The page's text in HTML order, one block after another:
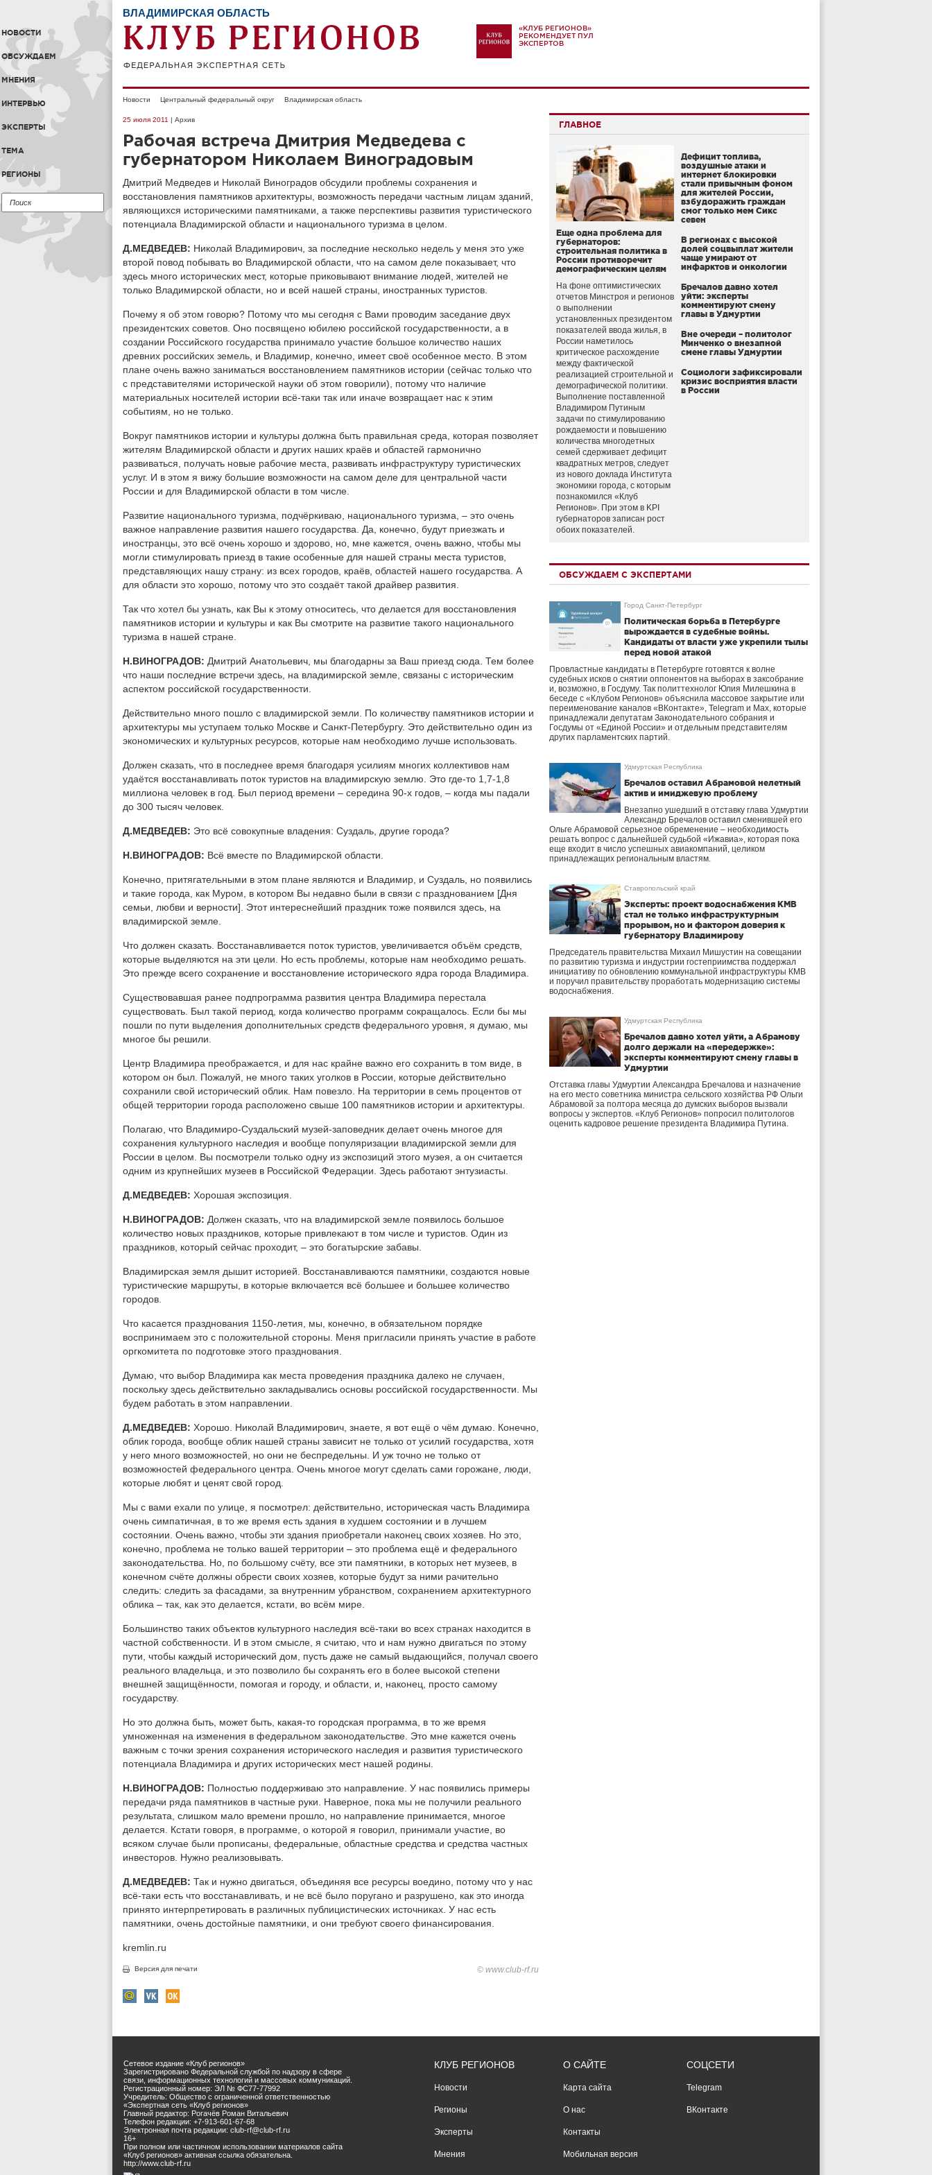
НОВОСТИ
ОБСУЖДАЕМ
МНЕНИЯ
ИНТЕРВЬЮ
ЭКСПЕРТЫ
ТЕМА
РЕГИОНЫ
ВЛАДИМИРСКАЯ ОБЛАСТЬ
«КЛУБ РЕГИОНОВ»
РЕКОМЕНДУЕТ ПУЛ
ЭКСПЕРТОВ
Новости Центральный федеральный округ Владимирская область
25 июля 2011 | Архив
Рабочая встреча Дмитрия Медведева с
губернатором Николаем Виноградовым
Дмитрий Медведев и Николай Виноградов обсудили проблемы сохранения и
восстановления памятников архитектуры, возможность передачи частным лицам зданий,
являющихся историческими памятниками, а также перспективы развития туристического
потенциала Владимирской области и национального туризма в целом.
Д.МЕДВЕДЕВ: Николай Владимирович, за последние несколько недель у меня это уже
второй повод побывать во Владимирской области, что на самом деле показывает, что
здесь много исторических мест, которые приковывают внимание людей, жителей не
только Владимирской области, но и всей нашей страны, иностранных туристов.
Почему я об этом говорю? Потому что мы сегодня с Вами проводим заседание двух
президентских советов. Оно посвящено юбилею российской государственности, а в
создании Российского государства принимало участие большое количество наших
древних российских земель, и Владимир, конечно, имеет своё особенное место. В этом
плане очень важно заниматься восстановлением памятников истории (сейчас только что
с представителями исторической науки об этом говорили), потому что наличие
материальных носителей истории всё-таки так или иначе возвращает нас к этим
событиям, но не только.
Вокруг памятников истории и культуры должна быть правильная среда, которая позволяет
жителям Владимирской области и других наших краёв и областей гармонично
развиваться, получать новые рабочие места, развивать инфраструктуру туристических
услуг. И в этом я вижу большие возможности на самом деле для центральной части
России и для Владимирской области в том числе.
Развитие национального туризма, подчёркиваю, национального туризма, – это очень
важное направление развития нашего государства. Да, конечно, будут приезжать и
иностранцы, это всё очень хорошо и здорово, но, мне кажется, очень важно, чтобы мы
могли стимулировать приезд в такие особенные для нашей страны места туристов,
представляющих нашу страну: из всех городов, краёв, областей нашего государства. А
для области это хорошо, потому что это создаёт такой драйвер развития.
Так что хотел бы узнать, как Вы к этому относитесь, что делается для восстановления
памятников истории и культуры и как Вы смотрите на развитие такого национального
туризма в нашей стране.
Н.ВИНОГРАДОВ: Дмитрий Анатольевич, мы благодарны за Ваш приезд сюда. Тем более
что наши последние встречи здесь, на владимирской земле, связаны с историческим
аспектом российской государственности.
Действительно много пошло с владимирской земли. По количеству памятников истории и
архитектуры мы уступаем только Москве и Санкт-Петербургу. Это действительно один из
экономических и культурных ресурсов, которые нам необходимо лучше использовать.
Должен сказать, что в последнее время благодаря усилиям многих коллективов нам
удаётся восстанавливать поток туристов на владимирскую землю. Это где-то 1,7-1,8
миллиона человек в год. Был период времени – середина 90-х годов, – когда мы падали
до 300 тысяч человек.
Д.МЕДВЕДЕВ: Это всё совокупные владения: Суздаль, другие города?
Н.ВИНОГРАДОВ: Всё вместе по Владимирской области.
Конечно, притягательными в этом плане являются и Владимир, и Суздаль, но появились
и такие города, как Муром, в котором Вы недавно были в связи с празднованием [Дня
семьи, любви и верности]. Этот интереснейший праздник тоже появился здесь, на
владимирской земле.
Что должен сказать. Восстанавливается поток туристов, увеличивается объём средств,
которые выделяются на эти цели. Но есть проблемы, которые нам необходимо решать.
Это прежде всего сохранение и восстановление исторического ядра города Владимира.
Существовавшая ранее подпрограмма развития центра Владимира перестала
существовать. Был такой период, когда количество программ сокращалось. Если бы мы
пошли по пути выделения дополнительных средств федерального уровня, я думаю, мы
многое бы решили.
Центр Владимира преображается, и для нас крайне важно его сохранить в том виде, в
котором он был. Пожалуй, не много таких уголков в России, которые действительно
сохранили свой исторический облик. Нам повезло. На территории в семь процентов от
общей территории города расположено свыше 100 памятников истории и архитектуры.
Полагаю, что Владимиро-Суздальский музей-заповедник делает очень многое для
сохранения культурного наследия и вообще популяризации владимирской земли для
России в целом. Вы посмотрели только одну из экспозиций этого музея, а он считается
одним из крупнейших музеев в Российской Федерации. Здесь работают энтузиасты.
Д.МЕДВЕДЕВ: Хорошая экспозиция.
Н.ВИНОГРАДОВ: Должен сказать, что на владимирской земле появилось большое
количество новых праздников, которые привлекают в том числе и туристов. Один из
праздников, который сейчас проходит, – это богатырские забавы.
Владимирская земля дышит историей. Восстанавливаются памятники, создаются новые
туристические маршруты, в которые включается всё большее и большее количество
городов.
Что касается празднования 1150-летия, мы, конечно, в обязательном порядке
воспринимаем это с положительной стороны. Меня пригласили принять участие в работе
оргкомитета по подготовке этого празднования.
Думаю, что выбор Владимира как места проведения праздника далеко не случаен,
поскольку здесь действительно закладывались основы российской государственности. Мы
будем работать в этом направлении.
Д.МЕДВЕДЕВ: Хорошо. Николай Владимирович, знаете, я вот ещё о чём думаю. Конечно,
облик города, вообще облик нашей страны зависит не только от усилий государства, хотя
у него много возможностей, но они не беспредельны. И уж точно не только от
возможностей федерального центра. Очень многое могут сделать сами горожане, люди,
которые любят и ценят свой город.
Мы с вами ехали по улице, я посмотрел: действительно, историческая часть Владимира
очень симпатичная, в то же время есть здания в худшем состоянии и в лучшем
состоянии. Очень важно, чтобы эти здания приобретали наконец своих хозяев. Но это,
конечно, проблема не только вашей территории – это проблема ещё и федерального
законодательства. Но, по большому счёту, все эти памятники, в которых нет музеев, в
конечном счёте должны обрести своих хозяев, которые будут за ними рачительно
следить: следить за фасадами, за внутренним убранством, сохранением архитектурного
облика – так, как это делается, кстати, во всём мире.
Большинство таких объектов культурного наследия всё-таки во всех странах находится в
частной собственности. И в этом смысле, я считаю, что и нам нужно двигаться по этому
пути, чтобы каждый исторический дом, пусть даже не самый выдающийся, получал своего
реального владельца, и это позволило бы сохранять его в более высокой степени
внешней защищённости, помогая и городу, и области, и, наконец, просто самому
государству.
Но это должна быть, может быть, какая-то городская программа, в то же время
умноженная на изменения в федеральном законодательстве. Это мне кажется очень
важным с точки зрения сохранения исторического наследия и развития туристического
потенциала Владимира и других исторических мест нашей родины.
Н.ВИНОГРАДОВ: Полностью поддерживаю это направление. У нас появились примеры
передачи ряда памятников в частные руки. Наверное, пока мы не получили реального
результата, слишком мало времени прошло, но направление принимается, многое
делается. Кстати говоря, в программе, о которой я говорил, принимали участие, во
всяком случае были прописаны, федеральные, областные средства и средства частных
инвесторов. Нужно реализовывать.
Д.МЕДВЕДЕВ: Так и нужно двигаться, объединяя все ресурсы воедино, потому что у нас
всё-таки есть что восстанавливать, и не всё было поругано и разрушено, как это иногда
принято интерпретировать в различных публицистических источниках. У нас есть
памятники, очень достойные памятники, и они требуют своего финансирования.
kremlin.ru
Версия для печати © www.club-rf.ru
ГЛАВНОЕ
Еще одна проблема для
губернаторов:
строительная политика в
России противоречит
демографическим целям
На фоне оптимистических
отчетов Минстроя и регионов
о выполнении
установленных президентом
показателей ввода жилья, в
России наметилось
критическое расхождение
между фактической
реализацией строительной и
демографической политики.
Выполнение поставленной
Владимиром Путиным
задачи по стимулированию
рождаемости и повышению
количества многодетных
семей сдерживает дефицит
квадратных метров, следует
из нового доклада Института
экономики города, с которым
познакомился «Клуб
Регионов». При этом в KPI
губернаторов записан рост
обоих показателей.
Дефицит топлива,
воздушные атаки и
интернет блокировки
стали привычным фоном
для жителей России,
взбудоражить граждан
смог только мем Сикс
севен
В регионах с высокой
долей соцвыплат жители
чаще умирают от
инфарктов и онкологии
Бречалов давно хотел
уйти: эксперты
комментируют смену
главы в Удмуртии
Вне очереди – политолог
Минченко о внезапной
смене главы Удмуртии
Социологи зафиксировали
кризис восприятия власти
в России
ОБСУЖДАЕМ С ЭКСПЕРТАМИ
Город Санкт-Петербург
Политическая борьба в Петербурге
вырождается в судебные войны.
Кандидаты от власти уже укрепили тылы
перед новой атакой
Провластные кандидаты в Петербурге готовятся к волне
судебных исков о снятии оппонентов на выборах в заксобрание
и, возможно, в Госдуму. Так политтехнолог Юлия Милешкина в
беседе с «Клубом Регионов» объяснила массовое закрытие или
переименование каналов «ВКонтакте», Telegram и Max, которые
принадлежали депутатам Законодательного собрания и
Госдумы от «Единой России» и отдельным представителям
других парламентских партий.
Удмуртская Республика
Бречалов оставил Абрамовой нелетный
актив и имиджевую проблему
Внезапно ушедший в отставку глава Удмуртии
Александр Бречалов оставил сменившей его
Ольге Абрамовой серьезное обременение – необходимость
решать вопрос с дальнейшей судьбой «Ижавиа», которая пока
еще входит в число успешных авиакомпаний, целиком
принадлежащих региональным властям.
Ставропольский край
Эксперты: проект водоснабжения КМВ
стал не только инфраструктурным
прорывом, но и фактором доверия к
губернатору Владимирову
Председатель правительства Михаил Мишустин на совещании
по развитию туризма и индустрии гостеприимства поддержал
инициативу по обновлению коммунальной инфраструктуры КМВ
и поручил правительству проработать модернизацию системы
водоснабжения.
Удмуртская Республика
Бречалов давно хотел уйти, а Абрамову
долго держали на «передержке»:
эксперты комментируют смену главы в
Удмуртии
Отставка главы Удмуртии Александра Бречалова и назначение
на его место советника министра сельского хозяйства РФ Ольги
Абрамовой за полтора месяца до думских выборов вызвали
вопросы у экспертов. «Клуб Регионов» попросил политологов
оценить кадровое решение президента Владимира Путина.
Сетевое издание «Клуб регионов»
Зарегистрировано Федеральной службой по надзору в сфере
связи, информационных технологий и массовых коммуникаций.
Регистрационный номер: ЭЛ № ФС77-77992
Учредитель: Общество с ограниченной ответственностью
«Экспертная сеть «Клуб регионов»
Главный редактор: Рогачёв Роман Витальевич
Телефон редакции: +7-913-601-67-68
Электронная почта редакции: club-rf@club-rf.ru
16+
При полном или частичном использовании материалов сайта
«Клуб регионов» активная ссылка обязательна.
http://www.club-rf.ru
КЛУБ РЕГИОНОВ
Новости
Регионы
Эксперты
Мнения
О САЙТЕ
Карта сайта
О нас
Контакты
Мобильная версия
СОЦСЕТИ
Telegram
ВКонтакте